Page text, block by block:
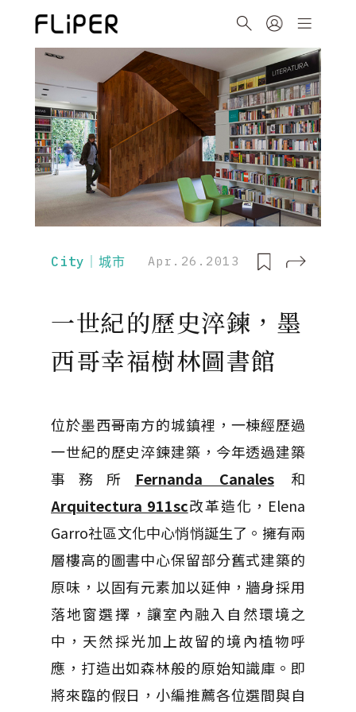
City｜城市 Apr.26.2013
一世紀的歷史淬鍊，墨
西哥幸福樹林圖書館
位於墨西哥南方的城鎮裡，一棟經歷過
一世紀的歷史淬鍊建築，今年透過建築
事務所 Fernanda Canales和
Arquitectura 911sc改革造化，Elena
Garro社區文化中心悄悄誕生了。擁有兩
層樓高的圖書中心保留部分舊式建築的
原味，以固有元素加以延伸，牆身採用
落地窗選擇，讓室內融入自然環境之
中，天然採光加上故留的境內植物呼
應，打造出如森林般的原始知識庫。即
將來臨的假日，小編推薦各位選間與自